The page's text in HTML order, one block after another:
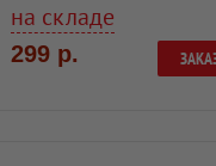
на складе
299 р.